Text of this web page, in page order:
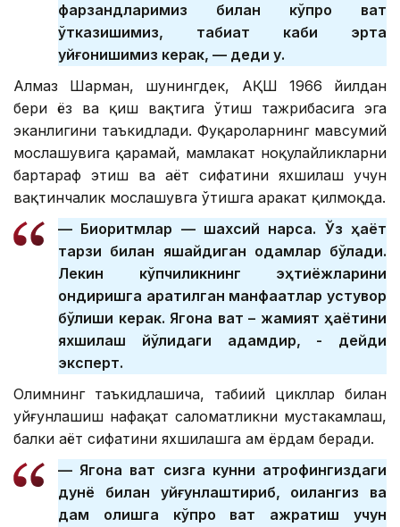
фарзандларимиз билан кўпроқ вақт
ўтказишимиз, табиат каби эрта
уйғонишимиз керак, — деди у.
Алмаз Шарман, шунингдек, АҚШ 1966 йилдан
бери ёз ва қиш вақтига ўтиш тажрибасига эга
эканлигини таъкидлади. Фуқароларнинг мавсумий
мослашувига қарамай, мамлакат ноқулайликларни
бартараф этиш ва ҳаёт сифатини яхшилаш учун
вақтинчалик мослашувга ўтишга ҳаракат қилмоқда.
–– Биоритмлар — шахсий нарса. Ўз ҳаёт
тарзи билан яшайдиган одамлар бўлади.
Лекин кўпчиликнинг эҳтиёжларини
қондиришга қаратилган манфаатлар устувор
бўлиши керак. Ягона вақт – жамият ҳаётини
яхшилаш йўлидаги қадамдир, - дейди
эксперт.
Олимнинг таъкидлашича, табиий цикллар билан
уйғунлашиш нафақат саломатликни мустаҳкамлаш,
балки ҳаёт сифатини яхшилашга ҳам ёрдам беради.
— Ягона вақт сизга кунни атрофингиздаги
дунё билан уйғунлаштириб, оилангиз ва
дам олишга кўпроқ вақт ажратиш учун